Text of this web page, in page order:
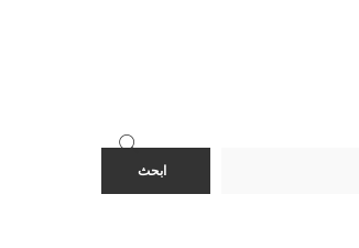
ابحث